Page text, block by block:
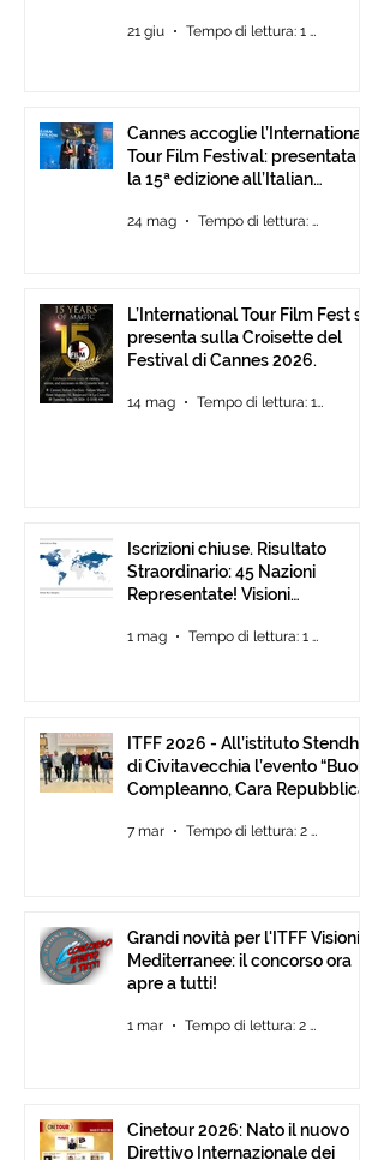
21 giu Tempo di lettura: 1 min
Cannes accoglie l’International
Tour Film Festival: presentata
la 15ª edizione all’Italian
24 mag Tempo di lettura: 2 min
L’International Tour Film Fest si
presenta sulla Croisette del
Festival di Cannes 2026.
14 mag Tempo di lettura: 1 min
Iscrizioni chiuse. Risultato
Straordinario: 45 Nazioni
Representate! Visioni
Fino al 30 Giugno
1 mag Tempo di lettura: 1 min
ITFF 2026 - All’istituto Stendhal
di Civitavecchia l’evento “Buon
Compleanno, Cara Repubblica”
7 mar Tempo di lettura: 2 min
Grandi novità per l'ITFF Visioni
Mediterranee: il concorso ora
apre a tutti!
1 mar Tempo di lettura: 2 min
Cinetour 2026: Nato il nuovo
Direttivo Internazionale dei